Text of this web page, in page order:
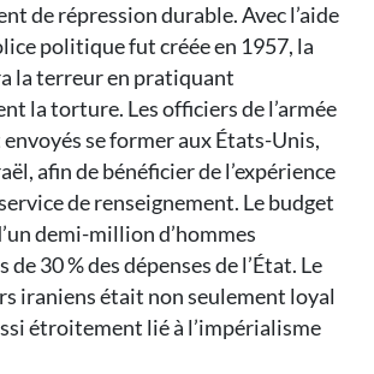
de répression durable. Avec l’aide
politique fut créée en 1957, la
la terreur en pratiquant
la torture. Les officiers de l’armée
se former aux États-Unis,
afin de bénéficier de l’expérience
de renseignement. Le budget
demi-million d’hommes
30 % des dépenses de l’État. Le
iraniens était non seulement loyal
étroitement lié à l’impérialisme